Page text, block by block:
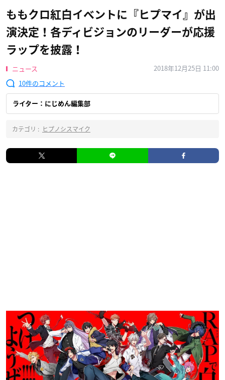
ももクロ紅白イベントに『ヒプマイ』が出
演決定！各ディビジョンのリーダーが応援
ラップを披露！
ニュース
2018年12月25日 11:00
10
ライター：にじめん編集部
カテゴリ : ヒプノシスマイク